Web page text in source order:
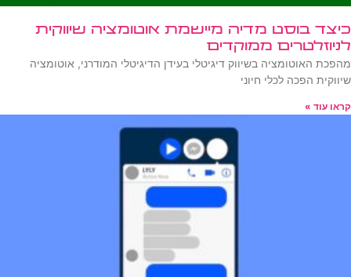
כיצד בוסט מדיה מיישמת אוטומציה שיווקית
לניוזלטרים ממוקדים
מהפכת האוטומציה בשיווק דיגיטלי בעידן הדיגיטלי המודרני, אוטומציה
שיווקית הפכה לכלי חיוני
קראו עוד »